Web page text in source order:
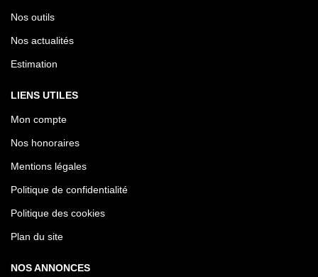
Nos outils
Nos actualités
Estimation
LIENS UTILES
Mon compte
Nos honoraires
Mentions légales
Politique de confidentialité
Politique des cookies
Plan du site
NOS ANNONCES